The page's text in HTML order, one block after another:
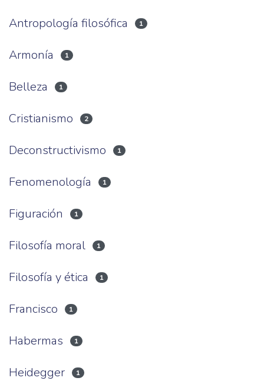
Antropología filosófica 1
Armonía 1
Belleza 1
Cristianismo 2
Deconstructivismo 1
Fenomenología 1
Figuración 1
Filosofía moral 1
Filosofía y ética 1
Francisco 1
Habermas 1
Heidegger 1